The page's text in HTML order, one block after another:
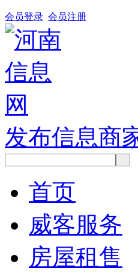
会员登录 会员注册
发布信息商
首页
威客服务
房屋租售